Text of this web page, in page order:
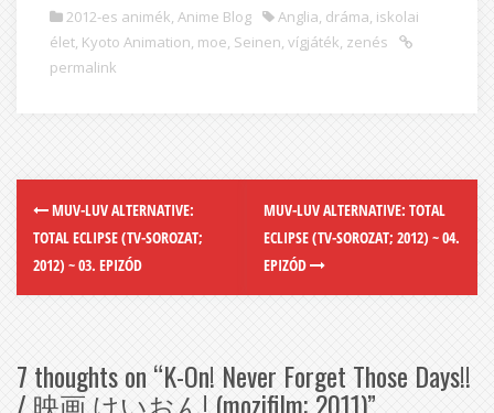
2012-es animék, Anime Blog Anglia, dráma, iskolai
élet, Kyoto Animation, moe, Seinen, vígjáték, zenés
permalink
MUV-LUV ALTERNATIVE:
TOTAL ECLIPSE (TV-SOROZAT;
2012) ~ 03. EPIZÓD
MUV-LUV ALTERNATIVE: TOTAL
ECLIPSE (TV-SOROZAT; 2012) ~ 04.
EPIZÓD
7 thoughts on “K-On! Never Forget Those Days!!
/ 映画 けいおん! (mozifilm; 2011)”